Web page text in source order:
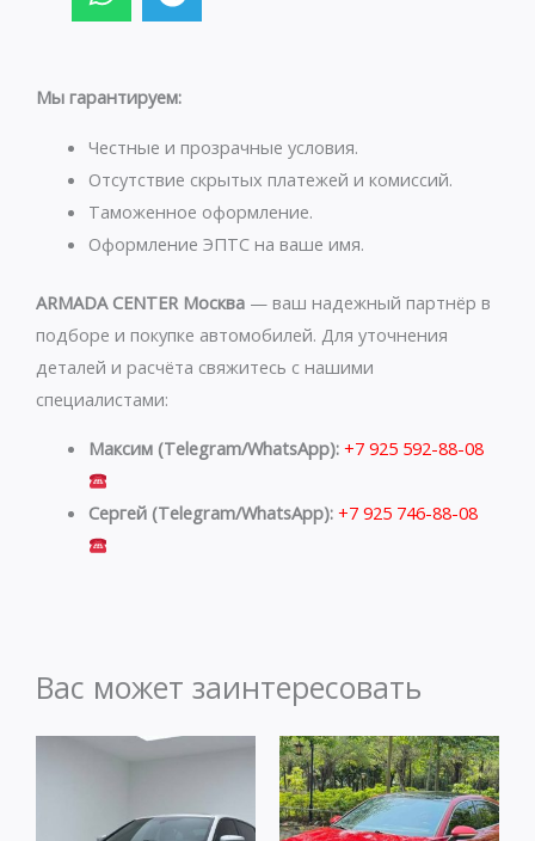
a
s
p
p
l
g
a
m
Мы гарантируем:
Честные и прозрачные условия.
Отсутствие скрытых платежей и комиссий.
Таможенное оформление.
Оформление ЭПТС на ваше имя.
ARMADA CENTER Москва — ваш надежный партнёр в
подборе и покупке автомобилей. Для уточнения
деталей и расчёта свяжитесь с нашими
специалистами:
Максим (Telegram/WhatsApp): +7 925 592-88-08
Сергей (Telegram/WhatsApp): +7 925 746-88-08
Вас может заинтересовать